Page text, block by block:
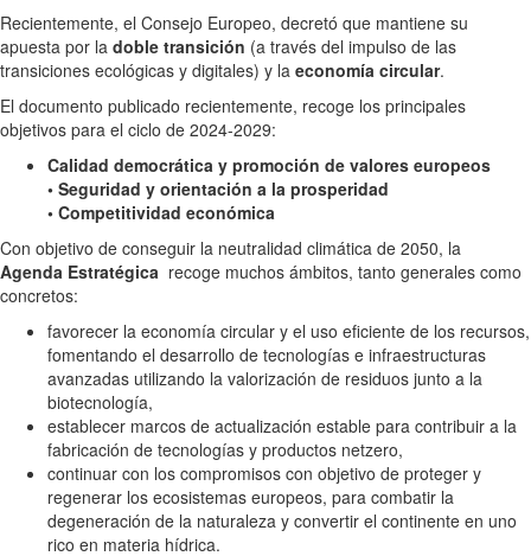
Recientemente, el Consejo Europeo, decretó que mantiene su
apuesta por la doble transición (a través del impulso de las
transiciones ecológicas y digitales) y la economía circular.
El documento publicado recientemente, recoge los principales
objetivos para el ciclo de 2024-2029:
Calidad democrática y promoción de valores europeos
• Seguridad y orientación a la prosperidad
• Competitividad económica
Con objetivo de conseguir la neutralidad climática de 2050, la
Agenda Estratégica recoge muchos ámbitos, tanto generales como
concretos:
favorecer la economía circular y el uso eficiente de los recursos,
fomentando el desarrollo de tecnologías e infraestructuras
avanzadas utilizando la valorización de residuos junto a la
biotecnología,
establecer marcos de actualización estable para contribuir a la
fabricación de tecnologías y productos netzero,
continuar con los compromisos con objetivo de proteger y
regenerar los ecosistemas europeos, para combatir la
degeneración de la naturaleza y convertir el continente en uno
rico en materia hídrica.